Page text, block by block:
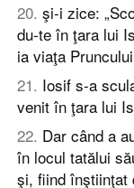
20. şi-i zice:
du-te în ţara lui
ia viaţa
21. Iosif s-a
venit în ţara lui
22. Dar când a
în locul tatălui
şi, fiind înştiinţat